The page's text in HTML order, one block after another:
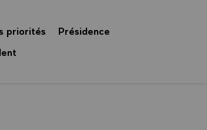
priorités
Présidence